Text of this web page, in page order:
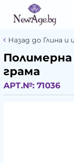
Назад до Глина
грама
АРТ.№: 71036